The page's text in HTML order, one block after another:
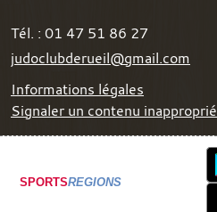
Tél. : 01 47 51 86 27
judoclubderueil@gmail.com
Informations légales
Signaler un contenu inapproprié
SPORTSREGIONS